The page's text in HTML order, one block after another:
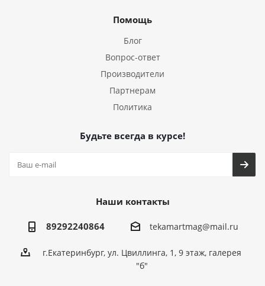
Помощь
Блог
Вопрос-ответ
Производители
Партнерам
Политика
Будьте всегда в курсе!
Наши контакты
89292240864 tekamartmag@mail.ru
г.Екатеринбург, ул. Цвиллинга, 1, 9 этаж, галерея
"б"